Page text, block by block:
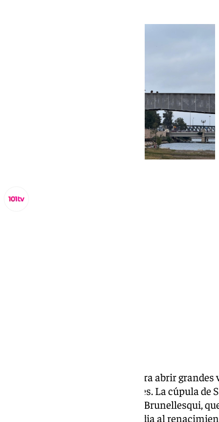
Aligerar el peso de las muros para abrir
ventilación mediante arbotantes. La cúpula de
Florencia, del arquitecto Fillipo Brunellesqui,
hito que dio paso de la edad media al